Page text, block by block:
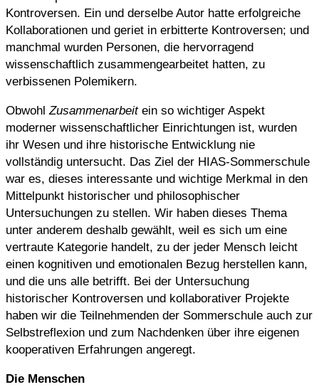
Kontroversen. Ein und derselbe Autor hatte erfolgreiche
Kollaborationen und geriet in erbitterte Kontroversen; und
manchmal wurden Personen, die hervorragend
wissenschaftlich zusammengearbeitet hatten, zu
verbissenen Polemikern.
ObwohlZusammenarbeitein so wichtiger Aspekt
moderner wissenschaftlicher Einrichtungen ist, wurden
ihr Wesen und ihre historische Entwicklung nie
vollständig untersucht. Das Ziel der HIAS-Sommerschule
war es, dieses interessante und wichtige Merkmal in den
Mittelpunkt historischer und philosophischer
Untersuchungen zu stellen. Wir haben dieses Thema
unter anderem deshalb gewählt, weil es sich um eine
vertraute Kategorie handelt, zu der jeder Mensch leicht
einen kognitiven und emotionalen Bezug herstellen kann,
und die uns alle betrifft. Bei der Untersuchung
historischer Kontroversen und kollaborativer Projekte
haben wir die Teilnehmenden der Sommerschule auch zur
Selbstreflexion und zum Nachdenken über ihre eigenen
kooperativen Erfahrungen angeregt.
Die Menschen